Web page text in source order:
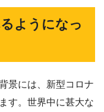
ようになっ
景には、新型コロナ
す。世界中に甚大な